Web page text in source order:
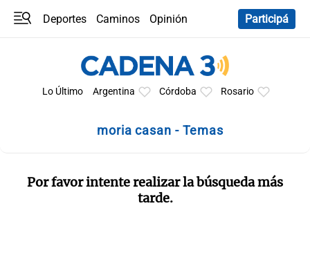
Deportes Caminos
Opinión
Participá
Lo Último Argentina Córdoba Rosario
moria casan - Temas
Por favor intente realizar la búsqueda más
tarde.